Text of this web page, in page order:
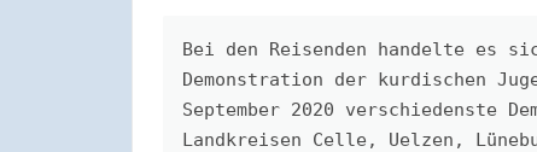
Bei den Reisenden handelte es
Demonstration der kurdischen
September 2020 verschiedenste
Landkreisen Celle, Uelzen,